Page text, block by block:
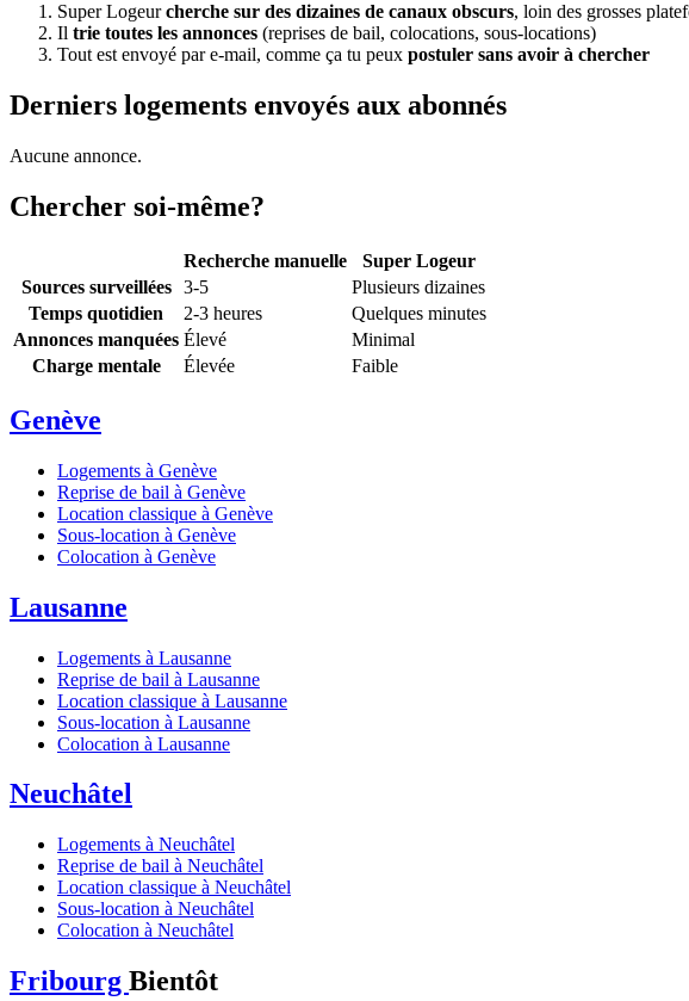
Super Logeurcherche sur des dizaines de canaux obscurs, loin des grosses
Il trie toutes les annonces (reprises de bail, colocations, sous-locations)
Tout est envoyé par e-mail, comme ça tu peux postuler sans avoir à chercher
Derniers logements envoyés aux abonnés
Aucune annonce.
Chercher soi-même?
Recherche manuelle
Super Logeur
Sources surveillées
3-5
Plusieurs dizaines
Temps quotidien
2-3 heures
Quelques minutes
Annonces manquées Élevé
Minimal
Charge mentale
Élevée Faible
Genève
Logements à Genève
Reprise de bail à Genève
Location classique à Genève
Sous-location à Genève
Colocation à Genève
Lausanne
Logements à Lausanne
Reprise de bail à Lausanne
Location classique à Lausanne
Sous-location à Lausanne
Colocation à Lausanne
Neuchâtel
Logements à Neuchâtel
Reprise de bail à Neuchâtel
Location classique à Neuchâtel
Sous-location à Neuchâtel
Colocation à Neuchâtel
Fribourg Bientôt